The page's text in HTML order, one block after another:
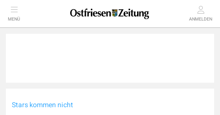
MENÜ ANMELDEN
Stars kommen nicht